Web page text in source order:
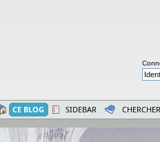
CE BLOG SIDEBAR CHERCHER